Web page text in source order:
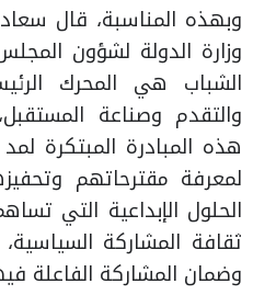
وبهذه المناسبة، قال
وزارة الدولة لشؤون
الشباب هي المحرك
والتقدم وصناعة
هذه المبادرة المبتكرة
لمعرفة مقترحاتهم
الحلول الإبداعية التي
ثقافة المشاركة السياسية،
وضمان المشاركة الفاعلة